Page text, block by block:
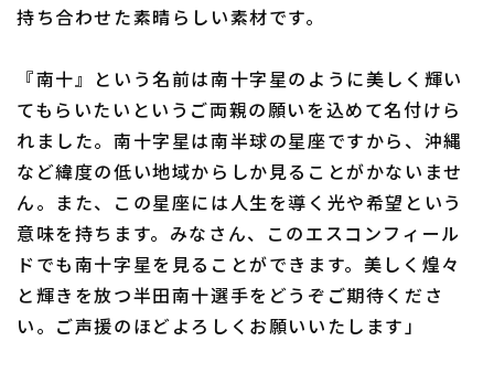
持ち合わせた素晴らしい素材です。
『南十』という名前は南十字星のように美しく輝い
てもらいたいというご両親の願いを込めて名付けら
れました。南十字星は南半球の星座ですから、沖縄
など緯度の低い地域からしか見ることがかないませ
ん。また、この星座には人生を導く光や希望という
意味を持ちます。みなさん、このエスコンフィール
ドでも南十字星を見ることができます。美しく煌々
と輝きを放つ半田南十選手をどうぞご期待くださ
い。ご声援のほどよろしくお願いいたします」